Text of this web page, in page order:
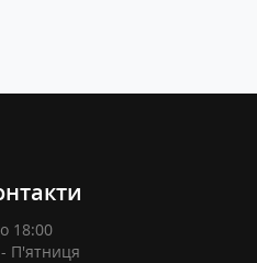
18:00
П'ятниця